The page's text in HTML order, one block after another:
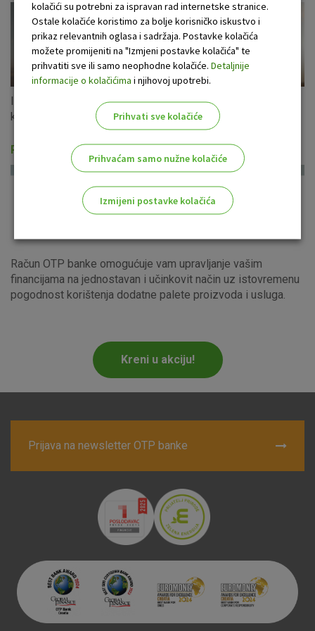
Iskoristite ponudu gotovinskih kredita u eurima s fiksnom
kamatnom stopom za cijeli period otplate!
Računi i usluge
Račun OTP banke omogućuje vam upravljanje vašim
financijama na jednostavan i učinkovit način uz istovremenu
pogodnost korištenja dodatne palete proizvoda i usluga.
Kreni u akciju!
Prijava na newsletter OTP banke
kolačići su potrebni za ispravan rad internetske stranice.
Ostale kolačiće koristimo za bolje korisničko iskustvo i
prikaz relevantnih oglasa i sadržaja. Postavke kolačića
možete promijeniti na "Izmjeni postavke kolačića" te
prihvatiti sve ili samo neophodne kolačiće. Detaljnije
informacije o kolačićima i njihovoj upotrebi.
Prihvati sve kolačiće
Prihvaćam samo nužne kolačiće
Izmijeni postavke kolačića
Analitički kolačići
Marketinški kolačići
Nužni (tehnički) kolačići - uvijek aktivni
ne mogu se isključiti u našim sustavima. Uobičajeno se
postavljaju kao odgovor na vaše radnje koje uključuju zahtjev
za uslugama, kao što su postavke kolačića. Svoj preglednik
možete postaviti da blokira te kolačiće ili pošalje upozorenje
kolačići ne pohranjuju nikakve informacije koje bi vas mogle
identificirati.
Detaljnije informacije o kolačićima